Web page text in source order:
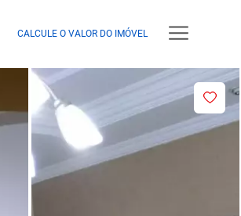
CALCULE O VALOR DO IMÓVEL